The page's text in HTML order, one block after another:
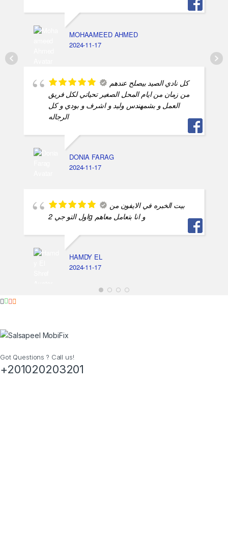
MOHAAMEED AHMED
2024-11-17
كل نادي الصيد بيصلح عندهم
من زمان من ايام المحل الصغير تحياتي لكل فريق
العمل و بشمهندس وليد و اشرف و بودي و كل
الرجاله
DONIA FARAG
2024-11-17
بيت الخبره في الايفون من
اول التو جي 2g و انا بتعامل معاهم
HAMDY EL
2024-11-17
Got Questions ? Call us!
+201020203201